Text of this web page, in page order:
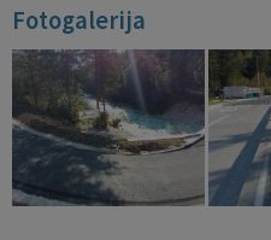
Fotogalerija
Temeljni akti občine
Strateški dokumenti
Katalog informacij javnega značaja
Lokalne volitve